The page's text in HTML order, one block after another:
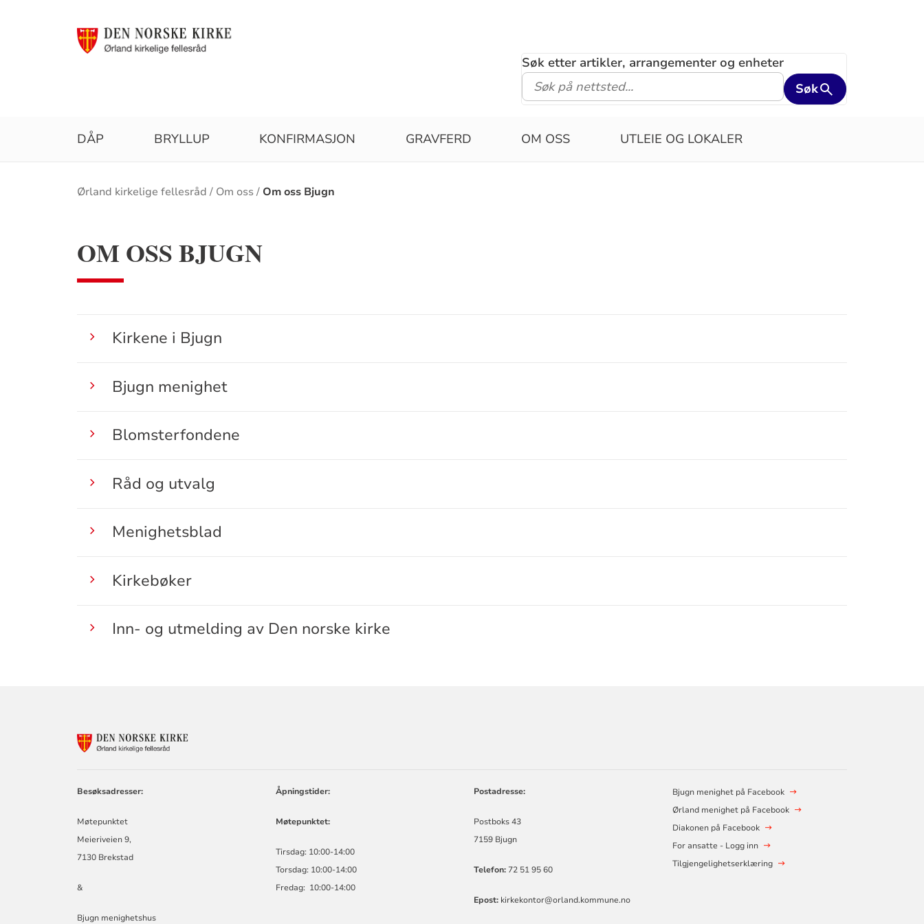
Søk etter artikler, arrangementer og enheter
Søk
DÅP BRYLLUP KONFIRMASJON GRAVFERD OM OSS UTLEIE OG LOKALER
Brødsmulesti
Ørland kirkelige fellesråd Om oss Om oss Bjugn
OM OSS BJUGN
Kirkene i Bjugn
Bjugn menighet
Blomsterfondene
Råd og utvalg
Menighetsblad
Kirkebøker
Inn- og utmelding av Den norske kirke
FELLESRÅD
Besøksadresser:
Møtepunktet
Meieriveien 9,
7130 Brekstad
&
Bjugn menighetshus
Åpningstider:
Møtepunktet:
Tirsdag: 10:00-14:00
Torsdag: 10:00-14:00
Fredag: 10:00-14:00
Postadresse:
Postboks 43
7159 Bjugn
Telefon: 72 51 95 60
Epost: kirkekontor@orland.kommune.no
Bjugn menighet på Facebook
Ørland menighet på Facebook
Diakonen på Facebook
For ansatte - Logg inn
Tilgjengelighetserklæring